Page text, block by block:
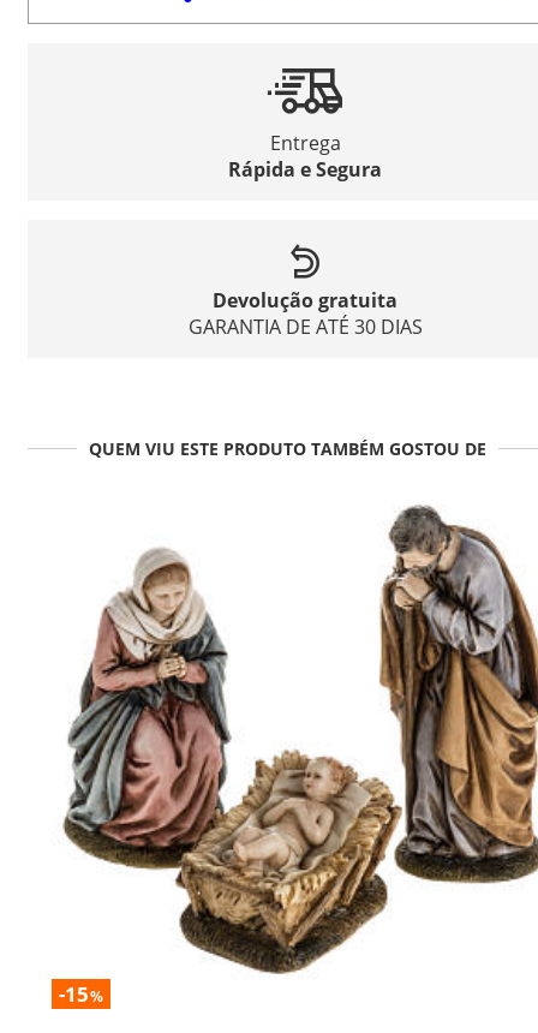
Entrega
Rápida e Segura
Devolução gratuita
GARANTIA DE ATÉ 30 DIAS
QUEM VIU ESTE PRODUTO TAMBÉM GOSTOU DE
-15%